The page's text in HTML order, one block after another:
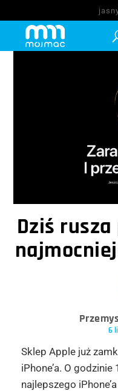
Dziś
6
Sklep Apple już
iPhone’a. O
najlepszego